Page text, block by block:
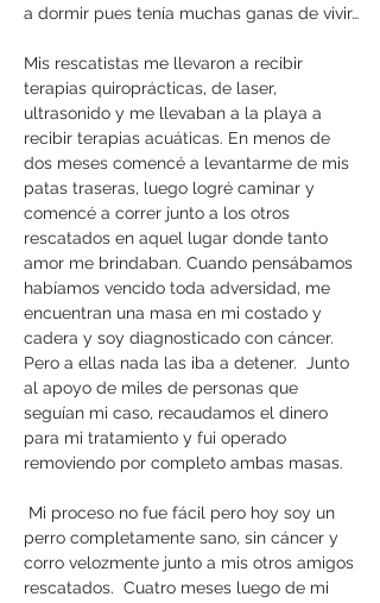
a dormir pues tenía muchas ganas de vivir…
Mis rescatistas me llevaron a recibir
terapias quiroprácticas, de laser,
ultrasonido y me llevaban a la playa a
recibir terapias acuáticas. En menos de
dos meses comencé a levantarme de mis
patas traseras, luego logré caminar y
comencé a correr junto a los otros
rescatados en aquel lugar donde tanto
amor me brindaban. Cuando pensábamos
habíamos vencido toda adversidad, me
encuentran una masa en mi costado y
cadera y soy diagnosticado con cáncer.
Pero a ellas nada las iba a detener. Junto
al apoyo de miles de personas que
seguían mi caso, recaudamos el dinero
para mi tratamiento y fui operado
removiendo por completo ambas masas.
Mi proceso no fue fácil pero hoy soy un
perro completamente sano, sin cáncer y
corro velozmente junto a mis otros amigos
rescatados. Cuatro meses luego de mi